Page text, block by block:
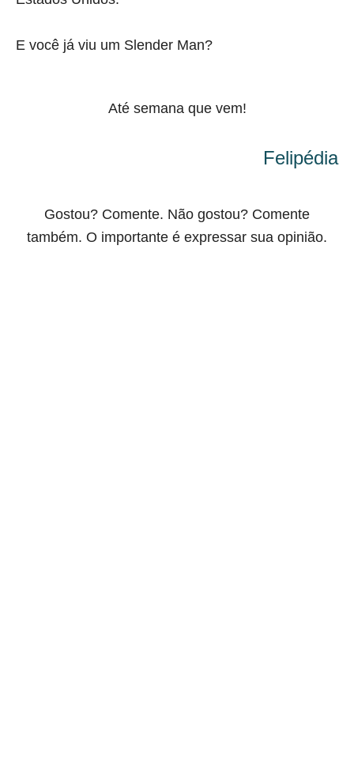
E você já viu um Slender Man?
Até semana que vem!
Felipédia
Gostou? Comente. Não gostou? Comente
também. O importante é expressar sua opinião.